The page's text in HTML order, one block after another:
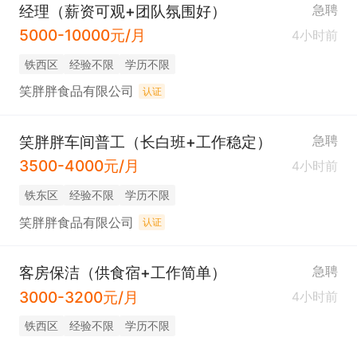
经理（薪资可观+团队氛围好） 急聘
5000-10000元/月 4小时前
铁西区 经验不限 学历不限
笑胖胖食品有限公司 认证
笑胖胖车间普工（长白班+工作稳定） 急聘
3500-4000元/月 4小时前
铁东区 经验不限 学历不限
笑胖胖食品有限公司 认证
客房保洁（供食宿+工作简单） 急聘
3000-3200元/月 4小时前
铁西区 经验不限 学历不限